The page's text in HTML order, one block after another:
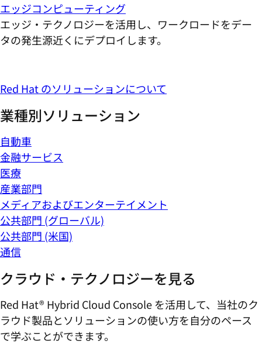
エッジコンピューティング
エッジ・テクノロジーを活用し、ワークロードをデー
タの発生源近くにデプロイします。
Red Hat のソリューションについて
業種別ソリューション
自動車
金融サービス
医療
産業部門
メディアおよびエンターテイメント
公共部門 (グローバル)
公共部門 (米国)
通信
クラウド・テクノロジーを見る
Red Hat® Hybrid Cloud Console を活用して、当社のク
ラウド製品とソリューションの使い方を自分のペース
で学ぶことができます。